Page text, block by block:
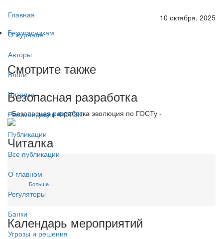
Главная
О журнале
Авторы
Блоги
Читалка
Рекомендации ФСТЭК
Публикации
Все публикации
О главном
Регуляторы
Банки
Угрозы и решения
10 октября, 2025
Безопасникам
Смотрите также
Безопасная разработка
- Безопасная разработка эволюция по ГОСТу -
Читалка
Больше...
Календарь мероприятий